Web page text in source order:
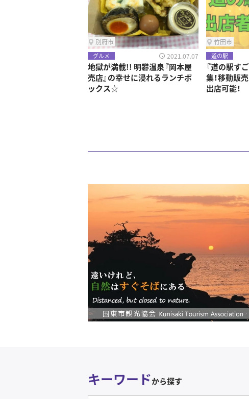
別府市
グルメ 2021.07.07
地獄が満載!! 明礬温泉『岡本屋
売店』の幸せに浸れるランチボ
ックス☆
竹田市
道の駅
『道の駅す
集！移動販
出店可能！
キーワードから探す